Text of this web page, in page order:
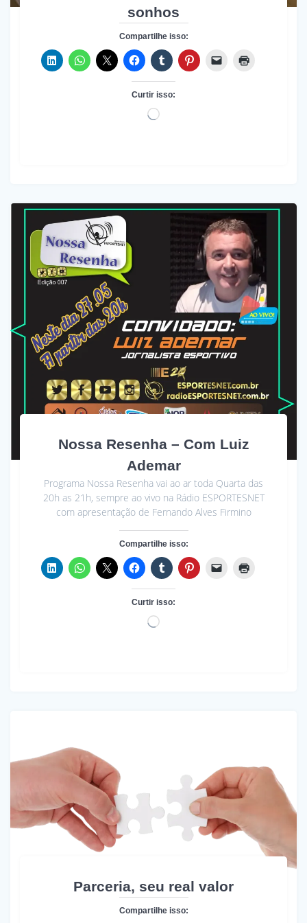
sonhos
Compartilhe isso:
Curtir isso:
Carregando...
Nossa Resenha – Com Luiz
Ademar
Programa Nossa Resenha vai ao ar toda Quarta das
20h as 21h, sempre ao vivo na Rádio ESPORTESNET
com apresentação de Fernando Alves Firmino
Compartilhe isso:
Curtir isso:
Carregando...
Parceria, seu real valor
Compartilhe isso: